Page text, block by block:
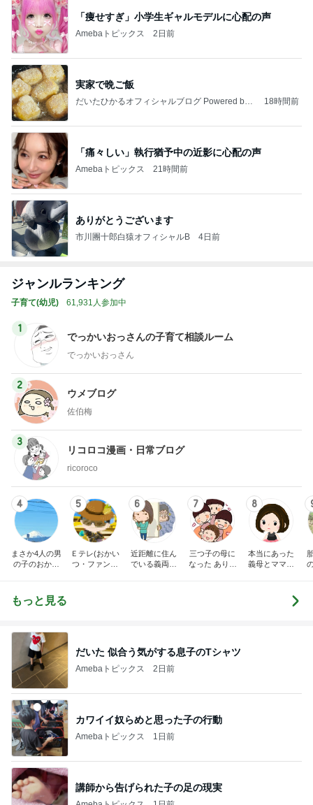
「痩せすぎ」小学生ギャルモデルに心配の声
Amebaトピックス 2日前
実家で晩ご飯
だいたひかるオフィシャルブログ Powered by
18時間前
「痛々しい」執行猶予中の近影に心配の声
Amebaトピックス 21時間前
ありがとうございます
市川團十郎白猿オフィシャルB 4日前
ジャンルランキング
子育て(幼児) 61,931人参加中
1
でっかいおっさんの子育て相談ルーム
でっかいおっさん
2
ウメブログ
佐伯梅
3
リコロコ漫画・日常ブログ
ricoroco
4
まさか4人の男
の子のおかあ
5
Ｅテレ(おかい
つ・ファンタ
6
近距離に住ん
でいる義両親
7
三つ子の母に
なった ありつ
8
本当にあった
義母とママ友
もっと見る
だいた 似合う気がする息子のTシャツ
Amebaトピックス 2日前
カワイイ奴らめと思った子の行動
Amebaトピックス 1日前
講師から告げられた子の足の現実